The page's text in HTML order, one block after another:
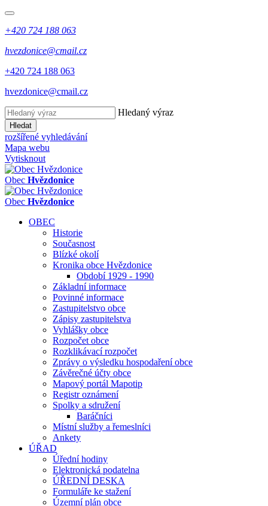
+420 724 188 063
hvezdonice@cmail.cz
+420 724 188 063
hvezdonice@cmail.cz
Hledaný výraz
Hledat
rozšířené vyhledávání
Mapa webu
Vytisknout
Obec Hvězdonice
Obec Hvězdonice
OBEC
Historie
Současnost
Blízké okolí
Kronika obce Hvězdonice
Období 1929 - 1990
Základní informace
Povinné informace
Zastupitelstvo obce
Zápisy zastupitelstva
Vyhlášky obce
Rozpočet obce
Rozklikávací rozpočet
Zprávy o výsledku hospodaření obce
Závěrečné účty obce
Mapový portál Mapotip
Registr oznámení
Spolky a sdružení
Baráčníci
Místní služby a řemeslníci
Ankety
ÚŘAD
Úřední hodiny
Elektronická podatelna
ÚŘEDNÍ DESKA
Formuláře ke stažení
Územní plán obce